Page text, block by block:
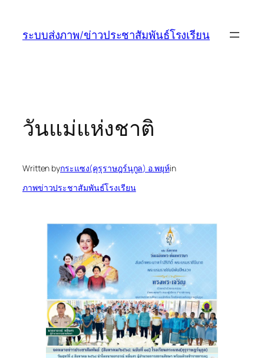
ระบบส่งภาพ/ข่าวประชาสัมพันธ์โรงเรียน
วันแม่แห่งชาติ
Written byกระแซง(คุรุราษฎร์นุกูล) อ.พยุห์in
ภาพข่าวประชาสัมพันธ์โรงเรียน